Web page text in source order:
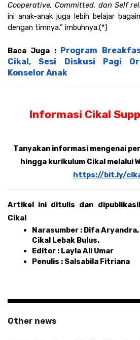
Cooperative, Committed, dan Self
ini anak-anak juga lebih belajar
dengan timnya.” imbuhnya.(*)
Baca Juga :
Program
Cikal, Sesi Diskusi Pagi
Konselor Anak
Informasi Cikal
Tanyakan informasi mengenai
hingga kurikulum Cikal melalui
https://bit.ly/
Artikel ini ditulis dan
Cikal
Narasumber : Difa Aryandra,
Cikal Lebak Bulus.
Editor : Layla Ali Umar
Penulis : Salsabila Fitriana
Other news